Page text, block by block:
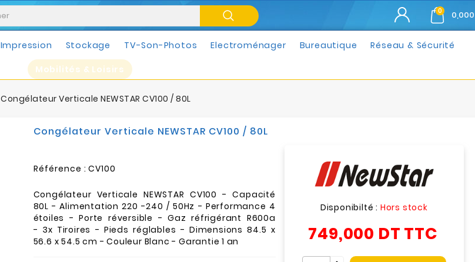
0
Impression Stockage TV-Son-Photos Electroménager Bureautique Réseau & Sécurité
Mobilités & Loisirs
Congélateur Verticale NEWSTAR CV100 / 80L
Congélateur Verticale NEWSTAR CV100 / 80L
Référence : CV100
Congélateur Verticale NEWSTAR CV100 - Capacité
80L - Alimentation 220 -240 / 50Hz - Performance 4
étoiles - Porte réversible - Gaz réfrigérant R600a
- 3x Tiroires - Pieds réglables - Dimensions 84.5 x
56.6 x 54.5 cm - Couleur Blanc - Garantie 1 an
Disponibilté : Hors stock
749,000 DT TTC